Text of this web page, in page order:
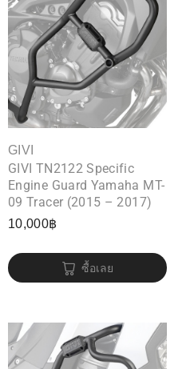
GIVI
GIVI TN2122 Specific
Engine Guard Yamaha MT-
09 Tracer (2015 – 2017)
10,000฿
ซื้อเลย